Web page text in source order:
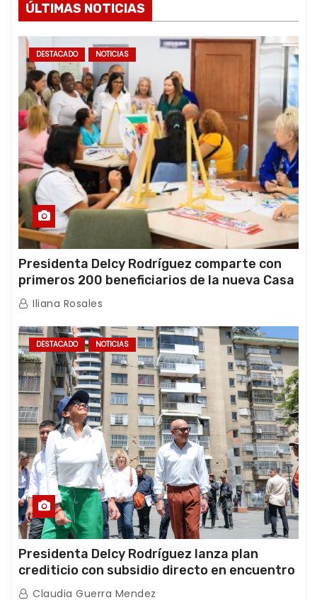
ÚLTIMAS NOTICIAS
DESTACADO NOTICIAS
Presidenta Delcy Rodríguez comparte con
primeros 200 beneficiarios de la nueva Casa
de los Abuelos “La Primavera” en Caracas
Iliana Rosales
DESTACADO NOTICIAS
Presidenta Delcy Rodríguez lanza plan
crediticio con subsidio directo en encuentro
con Juntas de Condominio
Claudia Guerra Mendez